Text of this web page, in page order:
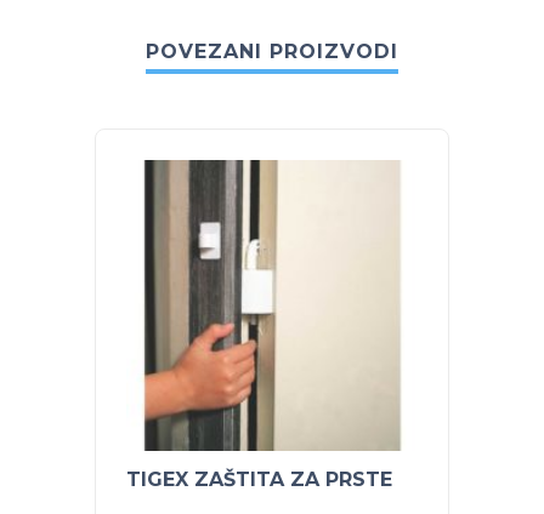
POVEZANI PROIZVODI
TIGEX ZAŠTITA ZA PRSTE